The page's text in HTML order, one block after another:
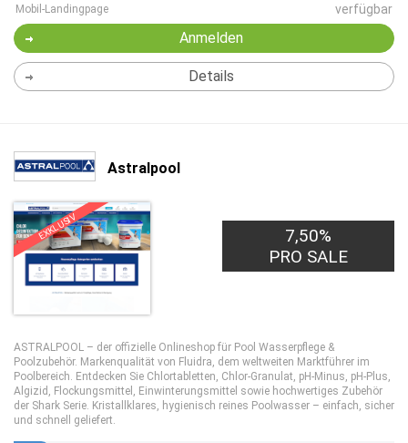
Mobil-Landingpage verfügbar
Anmelden
Details
Astralpool
EXKLUSIV
7,50%
PRO SALE
ASTRALPOOL – der offizielle Onlineshop für Pool Wasserpflege &
Poolzubehör. Markenqualität von Fluidra, dem weltweiten Marktführer im
Poolbereich. Entdecken Sie Chlortabletten, Chlor-Granulat, pH-Minus, pH-Plus,
Algizid, Flockungsmittel, Einwinterungsmittel sowie hochwertiges Zubehör
der Shark Serie. Kristallklares, hygienisch reines Poolwasser – einfach, sicher
und schnell geliefert.